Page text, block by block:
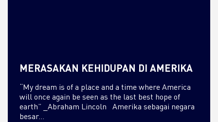
MERASAKAN KEHIDUPAN DI AMERIKA
“My dream is of a place and a time where America
will once again be seen as the last best hope of
earth” _Abraham Lincoln Amerika sebagai negara
besar…